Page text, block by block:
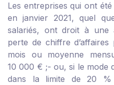
Les entreprises qui ont
en janvier 2021, quel
salariés, ont droit à une
perte de chiffre
mois ou moyenne
10 000 € ;- ou, si le mode
dans la limite de 20 %